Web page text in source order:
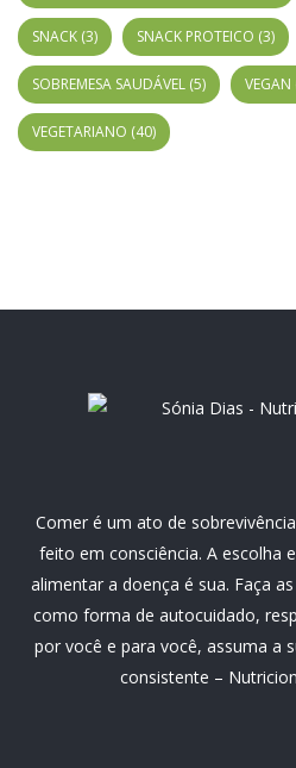
SNACK (3) SNACK PROTEICO (3)
SOBREMESA SAUDÁVEL (5) VEGAN
VEGETARIANO (40)
Comer é um ato de
feito em consciência. A escolha
alimentar a doença é sua. Faça
como forma de autocuidado,
por você e para você, assuma a
consistente –